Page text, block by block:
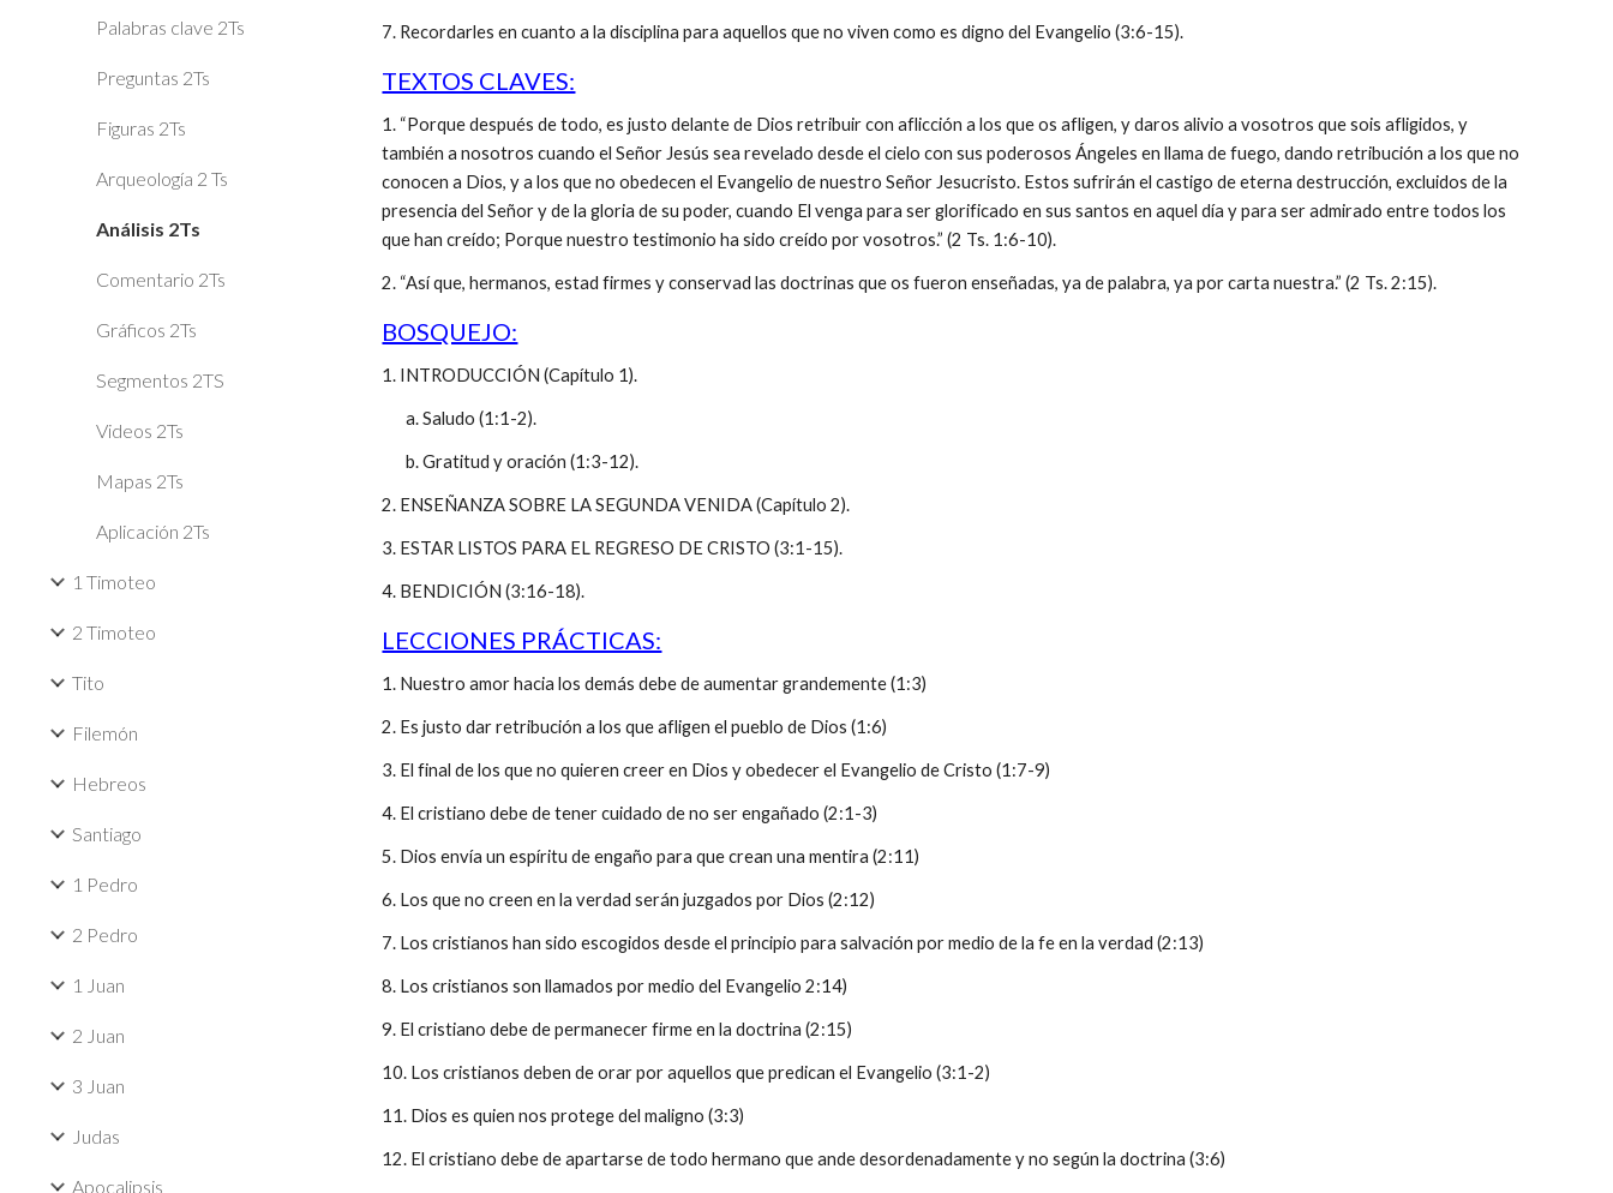
Palabras clave 2Ts
Preguntas 2Ts
Figuras 2Ts
Arqueología 2 Ts
Análisis 2Ts
Comentario 2Ts
Gráficos 2Ts
Segmentos 2TS
Videos 2Ts
Mapas 2Ts
Aplicación 2Ts
1 Timoteo
2 Timoteo
Tito
Filemón
Hebreos
Santiago
1 Pedro
2 Pedro
1 Juan
2 Juan
3 Juan
Judas
Apocalipsis
7. Recordarles en cuanto a la disciplina para aquellos que no viven como es digno del Evangelio (3:6-15).
TEXTOS CLAVES:
1. “Porque después de todo, es justo delante de Dios retribuir con aflicción a los que os afligen, y daros alivio a vosotros que sois afligidos, y
también a nosotros cuando el Señor Jesús sea revelado desde el cielo con sus poderosos Ángeles en llama de fuego, dando retribución a los que no
conocen a Dios, y a los que no obedecen el Evangelio de nuestro Señor Jesucristo. Estos sufrirán el castigo de eterna destrucción, excluidos de la
presencia del Señor y de la gloria de su poder, cuando El venga para ser glorificado en sus santos en aquel día y para ser admirado entre todos los
que han creído; Porque nuestro testimonio ha sido creído por vosotros.” (2 Ts. 1:6-10).
2. “Así que, hermanos, estad firmes y conservad las doctrinas que os fueron enseñadas, ya de palabra, ya por carta nuestra.” (2 Ts. 2:15).
BOSQUEJO:
1. INTRODUCCIÓN (Capítulo 1).
a. Saludo (1:1-2).
b. Gratitud y oración (1:3-12).
2. ENSEÑANZA SOBRE LA SEGUNDA VENIDA (Capítulo 2).
3. ESTAR LISTOS PARA EL REGRESO DE CRISTO (3:1-15).
4. BENDICIÓN (3:16-18).
LECCIONES PRÁCTICAS:
1. Nuestro amor hacia los demás debe de aumentar grandemente (1:3)
2. Es justo dar retribución a los que afligen el pueblo de Dios (1:6)
3. El final de los que no quieren creer en Dios y obedecer el Evangelio de Cristo (1:7-9)
4. El cristiano debe de tener cuidado de no ser engañado (2:1-3)
5. Dios envía un espíritu de engaño para que crean una mentira (2:11)
6. Los que no creen en la verdad serán juzgados por Dios (2:12)
7. Los cristianos han sido escogidos desde el principio para salvación por medio de la fe en la verdad (2:13)
8. Los cristianos son llamados por medio del Evangelio 2:14)
9. El cristiano debe de permanecer firme en la doctrina (2:15)
10. Los cristianos deben de orar por aquellos que predican el Evangelio (3:1-2)
11. Dios es quien nos protege del maligno (3:3)
12. El cristiano debe de apartarse de todo hermano que ande desordenadamente y no según la doctrina (3:6)